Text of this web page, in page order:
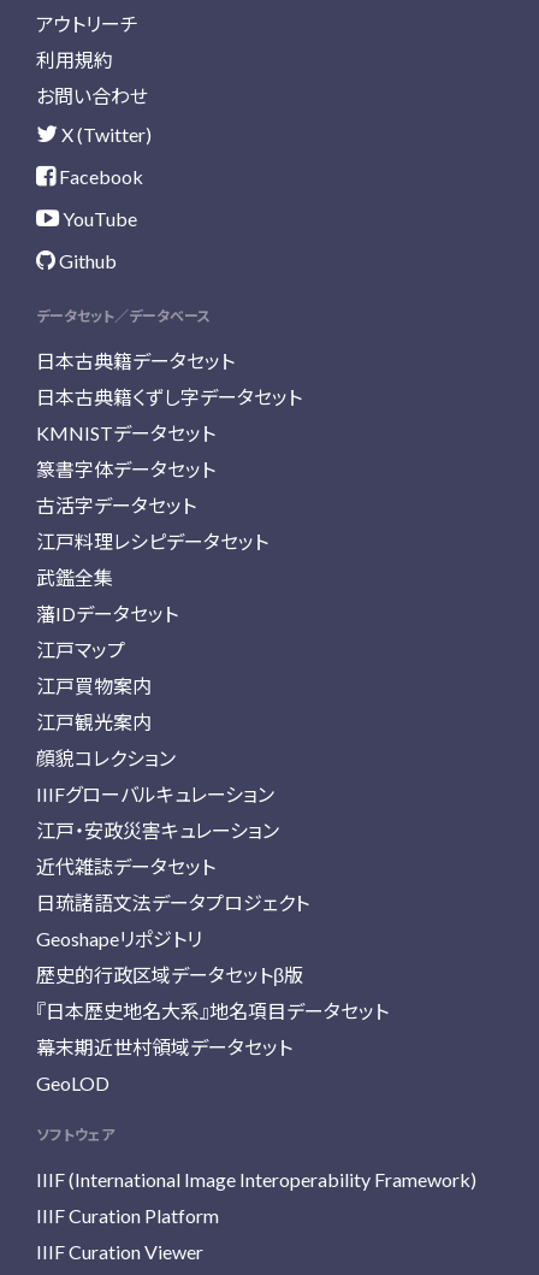
アウトリーチ
利用規約
お問い合わせ
X (Twitter)
Facebook
YouTube
Github
データセット／データベース
日本古典籍データセット
日本古典籍くずし字データセット
KMNISTデータセット
篆書字体データセット
古活字データセット
江戸料理レシピデータセット
武鑑全集
藩IDデータセット
江戸マップ
江戸買物案内
江戸観光案内
顔貌コレクション
IIIFグローバルキュレーション
江戸・安政災害キュレーション
近代雑誌データセット
日琉諸語文法データプロジェクト
Geoshapeリポジトリ
歴史的行政区域データセットβ版
『日本歴史地名大系』地名項目データセット
幕末期近世村領域データセット
GeoLOD
ソフトウェア
IIIF (International Image Interoperability Framework)
IIIF Curation Platform
IIIF Curation Viewer